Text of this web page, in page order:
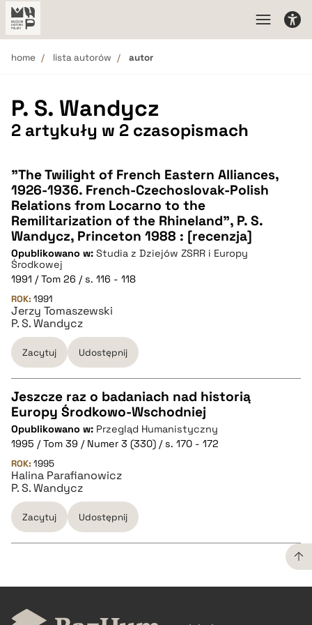
home lista autorów autor
P. S. Wandycz
2 artykuły w 2 czasopismach
"The Twilight of French Eastern Alliances,
1926-1936. French-Czechoslovak-Polish
Relations from Locarno to the
Remilitarization of the Rhineland", P. S.
Wandycz, Princeton 1988 : [recenzja]
Opublikowano w: Studia z Dziejów ZSRR i Europy
Środkowej
1991 / Tom 26 / s. 116 - 118
ROK: 1991
Jerzy Tomaszewski
P. S. Wandycz
Zacytuj Udostępnij
CZYSTY TEKST
pobierz cytat
BIBTEX
pobierz cytat
Jeszcze raz o badaniach nad historią
Europy Środkowo-Wschodniej
Opublikowano w: Przegląd Humanistyczny
1995 / Tom 39 / Numer 3 (330) / s. 170 - 172
ROK: 1995
Halina Parafianowicz
P. S. Wandycz
Zacytuj Udostępnij
CZYSTY TEKST